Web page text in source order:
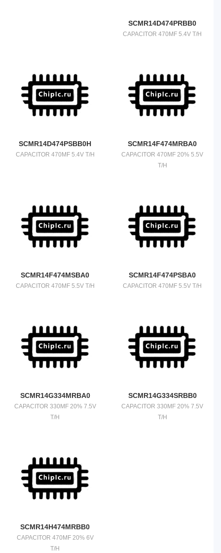
SCMR14D474PRBB0
CAPACITOR 470MF 5.4V T/H
SCMR14D474PSBB0H
CAPACITOR 470MF 5.4V T/H
SCMR14F474MRBA0
CAPACITOR 470MF 20% 5.5V
T/H
SCMR14F474MSBA0
CAPACITOR 470MF 5.5V T/H
SCMR14F474PSBA0
CAPACITOR 470MF 5.5V T/H
SCMR14G334MRBA0
CAPACITOR 330MF 20% 7.5V
T/H
SCMR14G334SRBB0
CAPACITOR 330MF 20% 7.5V
T/H
SCMR14H474MRBB0
CAPACITOR 470MF 20% 6V
T/H